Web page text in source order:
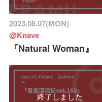
2023.08.07(MON)
@Knave
『Natural Woman』
終了しました